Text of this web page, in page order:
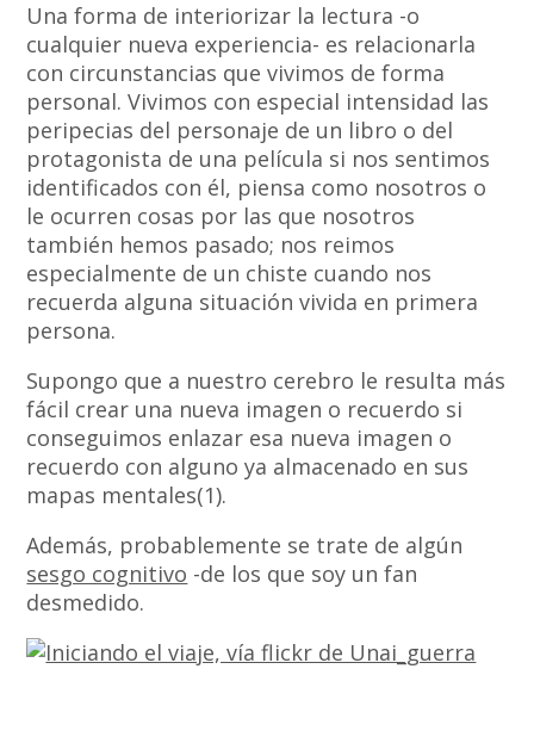
Una forma de interiorizar la lectura -o
cualquier nueva experiencia- es relacionarla
con circunstancias que vivimos de forma
personal. Vivimos con especial intensidad las
peripecias del personaje de un libro o del
protagonista de una película si nos sentimos
identificados con él, piensa como nosotros o
le ocurren cosas por las que nosotros
también hemos pasado; nos reimos
especialmente de un chiste cuando nos
recuerda alguna situación vivida en primera
persona.
Supongo que a nuestro cerebro le resulta más
fácil crear una nueva imagen o recuerdo si
conseguimos enlazar esa nueva imagen o
recuerdo con alguno ya almacenado en sus
mapas mentales(1).
Además, probablemente se trate de algún
sesgo cognitivo -de los que soy un fan
desmedido.